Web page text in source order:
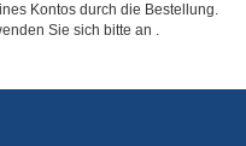
Kontos durch die Bestellung.
Sie sich bitte an .